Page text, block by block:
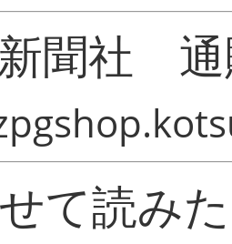
聞社
て読み